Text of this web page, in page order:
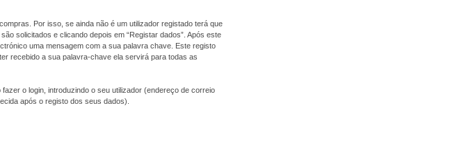
Por isso, se ainda não é um utilizador registado terá que
solicitados e clicando depois em “Registar dados”. Após este
uma mensagem com a sua palavra chave. Este registo
recebido a sua palavra-chave ela servirá para todas as
o login, introduzindo o seu utilizador (endereço de correio
após o registo dos seus dados).